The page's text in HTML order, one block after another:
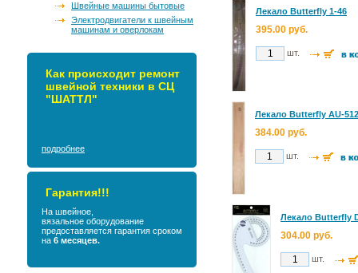
Швейные машины бытовые
Электродвигатели к швейным
машинам и оверлокам
Как происходит ремонт
швейной техники в СЦ
"ШАТТЛ"
подробнее
Гарантия!!!
На швейное,
вязальное оборудование
предоставляется гарантия сроком
на 6 месяцев.
Лекало Butterfly 1-46
395.00 руб.
шт.
Лекало Butterfly AU-
384.00 руб.
шт.
Лекало Butterfly
304.00 руб.
шт.